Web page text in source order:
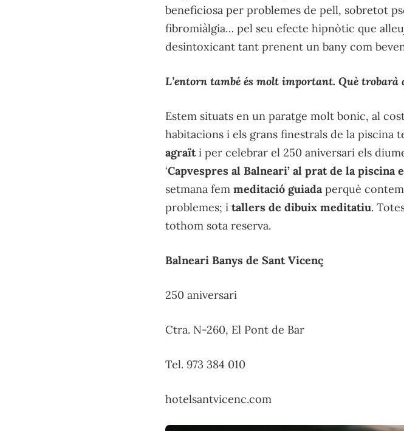
beneficiosa per problemes de pell, sobretot
fibromiàlgia… pel seu efecte hipnòtic que
desintoxicant tant prenent un bany com
L’entorn també és molt important. Què
Estem situats en un paratge molt bonic, al
habitacions i els grans finestrals de la piscina
agraïti per celebrar el 250 aniversari els
‘Capvespres al Balneari’ al prat de la piscina
setmana fem meditació guiadaperquè
problemes; i tallers de dibuix meditatiu.
tothom sota reserva.
Balneari Banys de Sant Vicenç
250 aniversari
Ctra. N-260, El Pont de Bar
Tel. 973 384 010
hotelsantvicenc.com